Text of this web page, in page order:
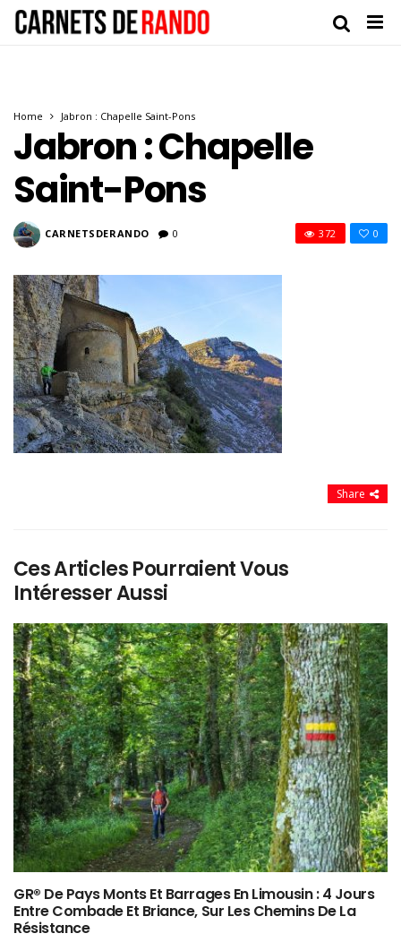
Home Jabron : Chapelle Saint-Pons
Jabron : Chapelle
Saint-Pons
CARNETSDERANDO 0 0
372
Share
Ces Articles Pourraient Vous
Intéresser Aussi
GR® De Pays Monts Et Barrages En Limousin : 4 Jours
Entre Combade Et Briance, Sur Les Chemins De La
Résistance